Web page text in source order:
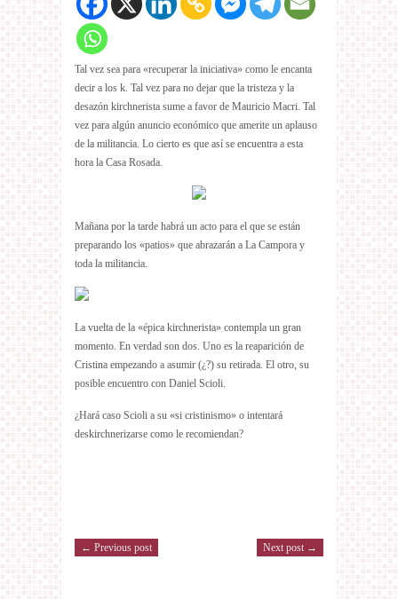
Tal vez sea para «recuperar la iniciativa» como le encanta
decir a los k. Tal vez para no dejar que la tristeza y la
desazón kirchnerista sume a favor de Mauricio Macri. Tal
vez para algún anuncio económico que amerite un aplauso
de la militancia. Lo cierto es que así se encuentra a esta
hora la Casa Rosada.
Mañana por la tarde habrá un acto para el que se están
preparando los «patios» que abrazarán a La Campora y
toda la militancia.
La vuelta de la «épica kirchnerista» contempla un gran
momento. En verdad son dos. Uno es la reaparición de
Cristina empezando a asumir (¿?) su retirada. El otro, su
posible encuentro con Daniel Scioli.
¿Hará caso Scioli a su «si cristinismo» o intentará
deskirchnerizarse como le recomiendan?
← Previous post Next post →